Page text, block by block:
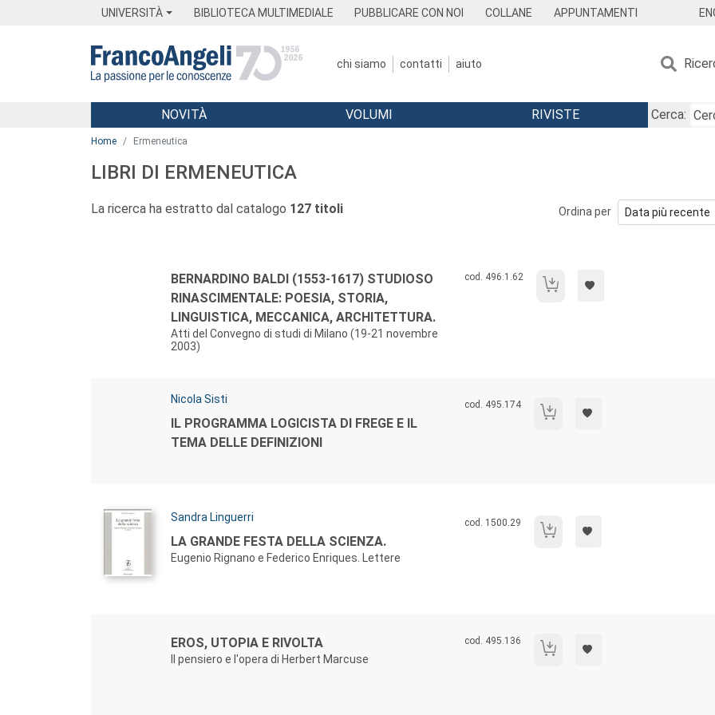
UNIVERSITÀ BIBLIOTECA MULTIMEDIALE PUBBLICARE CON NOI COLLANE APPUNTAMENTI
chi siamo contatti aiuto
Menu
NOVITÀ VOLUMI RIVISTE
Cerca:
Home Ermeneutica
LIBRI DI ERMENEUTICA
La ricerca ha estratto dal catalogo 127 titoli Ordina per
Autori:
Titolo:
BERNARDINO BALDI (1553-1617) STUDIOSO
RINASCIMENTALE: POESIA, STORIA,
LINGUISTICA, MECCANICA, ARCHITETTURA.
Atti del Convegno di studi di Milano (19-21 novembre
2003)
Codice libro:
cod. 496.1.62 Bernardino Baldi (1553-1617)
Autori:
Nicola Sisti
Titolo:
IL PROGRAMMA LOGICISTA DI FREGE E IL
TEMA DELLE DEFINIZIONI
Codice libro:
cod. 495.174 Il programma logicista di Frege e il tema
Autori:
Sandra Linguerri
Titolo:
LA GRANDE FESTA DELLA SCIENZA.
Eugenio Rignano e Federico Enriques. Lettere
Codice libro:
cod. 1500.29 La grande festa della scienza.
Autori:
Titolo:
EROS, UTOPIA E RIVOLTA
Il pensiero e l'opera di Herbert Marcuse
Codice libro:
cod. 495.136 Eros, utopia e rivolta